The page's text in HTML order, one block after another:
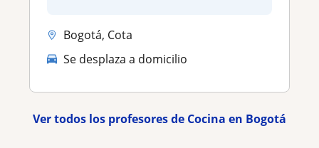
Bogotá, Cota
Se desplaza a domicilio
Ver todos los profesores de Cocina en Bogotá